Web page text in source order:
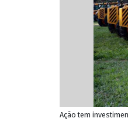
Ação tem